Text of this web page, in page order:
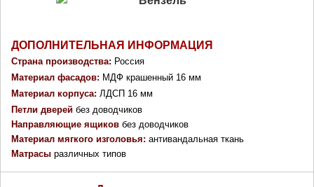
ДОПОЛНИТЕЛЬНАЯ ИНФОРМАЦИЯ
Страна производства: Россия
Материал фасадов: МДФ крашенный 16 мм
Материал корпуса: ЛДСП 16 мм
Петли дверей без доводчиков
Направляющие ящиков без доводчиков
Материал мягкого изголовья: антивандальная ткань
Матрасы различных типов